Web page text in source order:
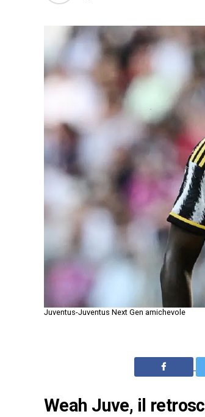
Juventus-Juventus Next Gen amichevole
Weah Juve, il